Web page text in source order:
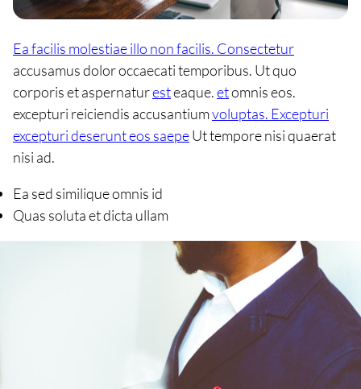
Ea facilis molestiae illo non facilis. Consectetur
accusamus dolor occaecati temporibus. Ut quo
corporis et aspernaturesteaque.etomnis eos.
excepturi reiciendis accusantiumvoluptas. Excepturi
excepturi deserunt eos saepeUt tempore nisi quaerat
nisi ad.
Ea sed similique omnis id
Quas soluta et dicta ullam